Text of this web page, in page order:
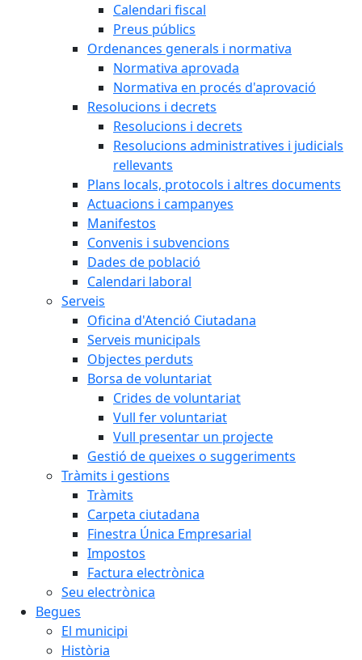
Calendari fiscal
Preus públics
Ordenances generals i normativa
Normativa aprovada
Normativa en procés d'aprovació
Resolucions i decrets
Resolucions i decrets
Resolucions administratives i judicials
rellevants
Plans locals, protocols i altres documents
Actuacions i campanyes
Manifestos
Convenis i subvencions
Dades de població
Calendari laboral
Serveis
Oficina d'Atenció Ciutadana
Serveis municipals
Objectes perduts
Borsa de voluntariat
Crides de voluntariat
Vull fer voluntariat
Vull presentar un projecte
Gestió de queixes o suggeriments
Tràmits i gestions
Tràmits
Carpeta ciutadana
Finestra Única Empresarial
Impostos
Factura electrònica
Seu electrònica
Begues
El municipi
Història